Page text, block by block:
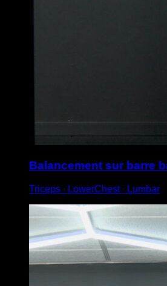
Balancement sur barre
Triceps ∙ LowerChest ∙ Lumbar